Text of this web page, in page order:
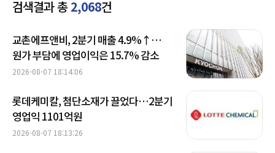
검색결과 총2,068건
교촌에프앤비, 2분기 매출 4.9%↑…
원가 부담에 영업이익은 15.7% 감소
2026-08-07 18:14:06
롯데케미칼, 첨단소재가 끌었다…2분기
영업익 1101억원
2026-08-07 18:13:26